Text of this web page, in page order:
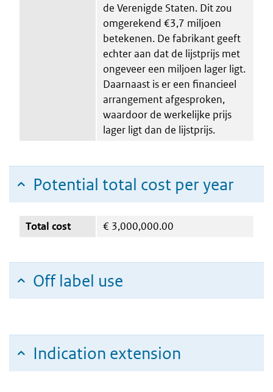
de Verenigde Staten. Dit zou
omgerekend €3,7 miljoen
betekenen. De fabrikant geeft
echter aan dat de lijstprijs met
ongeveer een miljoen lager ligt.
Daarnaast is er een financieel
arrangement afgesproken,
waardoor de werkelijke prijs
lager ligt dan de lijstprijs.
Potential total cost per year
Total cost € 3,000,000.00
Off label use
Indication extension